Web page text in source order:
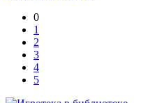
0
1
2
3
4
5